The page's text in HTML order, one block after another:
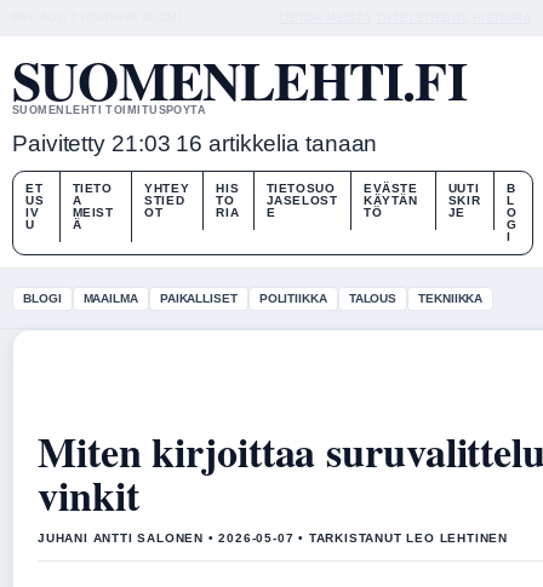
SUOMENLEHTI.FI
SUOMENLEHTI TOIMITUSPOYTA
Paivitetty 21:03 16 artikkelia tanaan
ET
US
IV
U
TIETO
A
MEIST
Ä
YHTEY
STIED
OT
HIS
TO
RIA
TIETOSUO
JASELOST
E
EVÄSTE
KÄYTÄN
TÖ
UUTI
SKIR
JE
B
L
O
G
I
BLOGI MAAILMA PAIKALLISET POLITIIKKA TALOUS TEKNIIKKA
Miten kirjoittaa
vinkit
JUHANI ANTTI SALONEN • 2026-05-07 • TARKISTANUT LEO LEHTINEN